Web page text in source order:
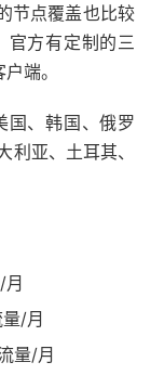
节点覆盖也比较
官方有定制的三
端。
国、韩国、俄罗
亚、土耳其、
月
/月
量/月